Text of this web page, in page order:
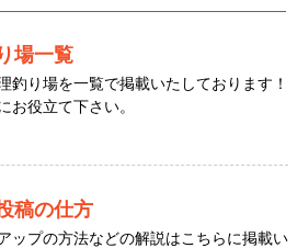
場一覧
釣り場を一覧で掲載いたしております！
お役立て下さい。
稿の仕方
ップの方法などの解説はこちらに掲載い